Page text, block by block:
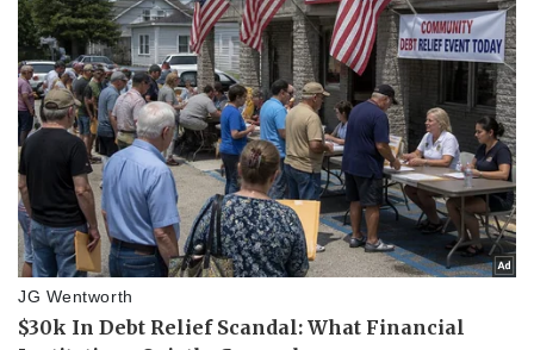
Pháp luật
Vụ án
Tin nóng
Tư vấn luật
Quân sự - Quốc phòng
Vũ khí
Việt Nam
Phân tích